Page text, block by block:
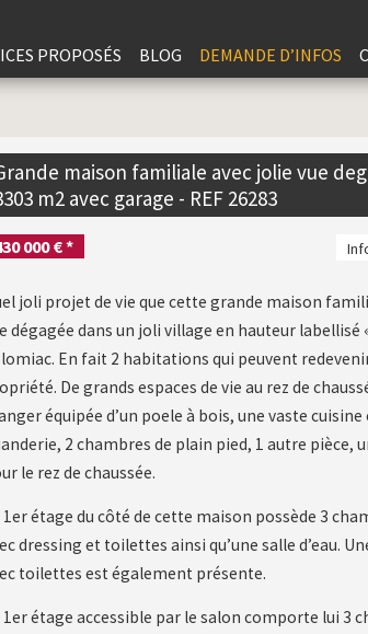
PROPOSÉS BLOG DEMANDE D’INFOS
maison familiale avec jolie vue
m2 avec garage - REF 26283
000 € *
joli projet de vie que cette grande maison
dégagée dans un joli village en hauteur labellisé
En fait 2 habitations qui peuvent
De grands espaces de vie au rez de
équipée d’un poele à bois, une vaste
2 chambres de plain pied, 1 autre pièce,
le rez de chaussée.
1er étage du côté de cette maison possède 3
dressing et toilettes ainsi qu’une salle d’eau.
toilettes est également présente.
1er étage accessible par le salon comporte lui 3